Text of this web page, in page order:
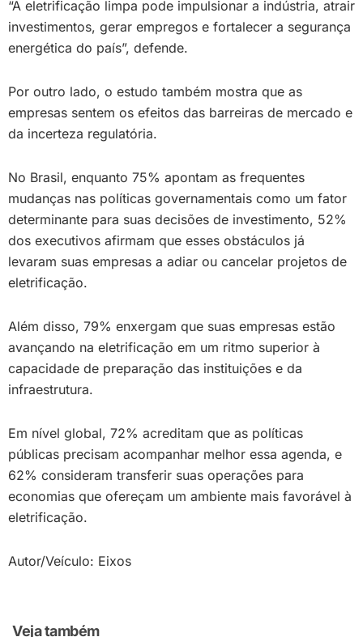
“A eletrificação limpa pode impulsionar a indústria, atrair
investimentos, gerar empregos e fortalecer a segurança
energética do país”, defende.
Por outro lado, o estudo também mostra que as
empresas sentem os efeitos das barreiras de mercado e
da incerteza regulatória.
No Brasil, enquanto 75% apontam as frequentes
mudanças nas políticas governamentais como um fator
determinante para suas decisões de investimento, 52%
dos executivos afirmam que esses obstáculos já
levaram suas empresas a adiar ou cancelar projetos de
eletrificação.
Além disso, 79% enxergam que suas empresas estão
avançando na eletrificação em um ritmo superior à
capacidade de preparação das instituições e da
infraestrutura.
Em nível global, 72% acreditam que as políticas
públicas precisam acompanhar melhor essa agenda, e
62% consideram transferir suas operações para
economias que ofereçam um ambiente mais favorável à
eletrificação.
Autor/Veículo: Eixos
Veja também